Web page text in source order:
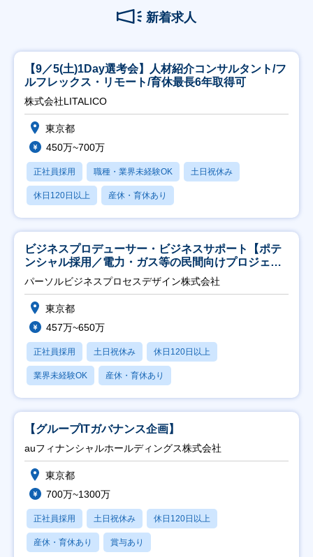
新着求人
【9／5(土)1Day選考会】人材紹介コンサルタント/フ
ルフレックス・リモート/育休最長6年取得可
株式会社LITALICO
東京都
450万~700万
正社員採用 職種・業界未経験OK 土日祝休み
休日120日以上 産休・育休あり
ビジネスプロデューサー・ビジネスサポート【ポテ
ンシャル採用／電力・ガス等の民間向けプロジェク
ト推進】
パーソルビジネスプロセスデザイン株式会社
東京都
457万~650万
正社員採用 土日祝休み 休日120日以上
業界未経験OK 産休・育休あり
【グループITガバナンス企画】
auフィナンシャルホールディングス株式会社
東京都
700万~1300万
正社員採用 土日祝休み 休日120日以上
産休・育休あり 賞与あり